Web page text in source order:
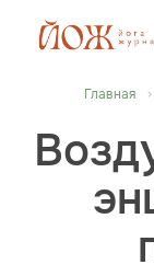
Главная